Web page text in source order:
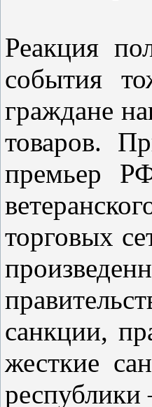
Реакция
события
граждане
товаров.
премьер
торговых
санкции,
жесткие